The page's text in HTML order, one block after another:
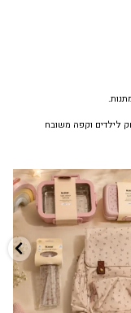
לילדים וקפה משובח
הקולקציה החדשה
9 4